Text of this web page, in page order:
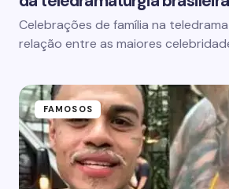
Celebrações de família na
relação entre as maiores
FAMOSOS